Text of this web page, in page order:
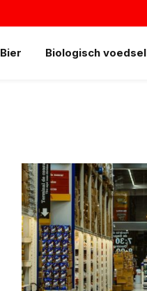
Bier Biologisch voedsel